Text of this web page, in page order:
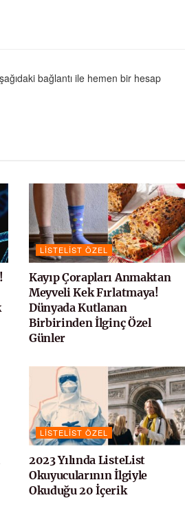
bağlantı ile hemen bir hesap
LISTELIST ÖZEL
Kayıp Çorapları Anmaktan
Meyveli Kek Fırlatmaya!
Dünyada Kutlanan
Birbirinden İlginç Özel
Günler
LISTELIST ÖZEL
2023 Yılında ListeList
Okuyucularının İlgiyle
Okuduğu 20 İçerik